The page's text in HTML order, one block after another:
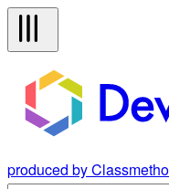
produced by